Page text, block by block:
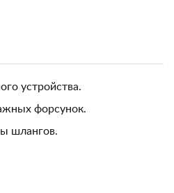
устройства.
форсунок.
шлангов.